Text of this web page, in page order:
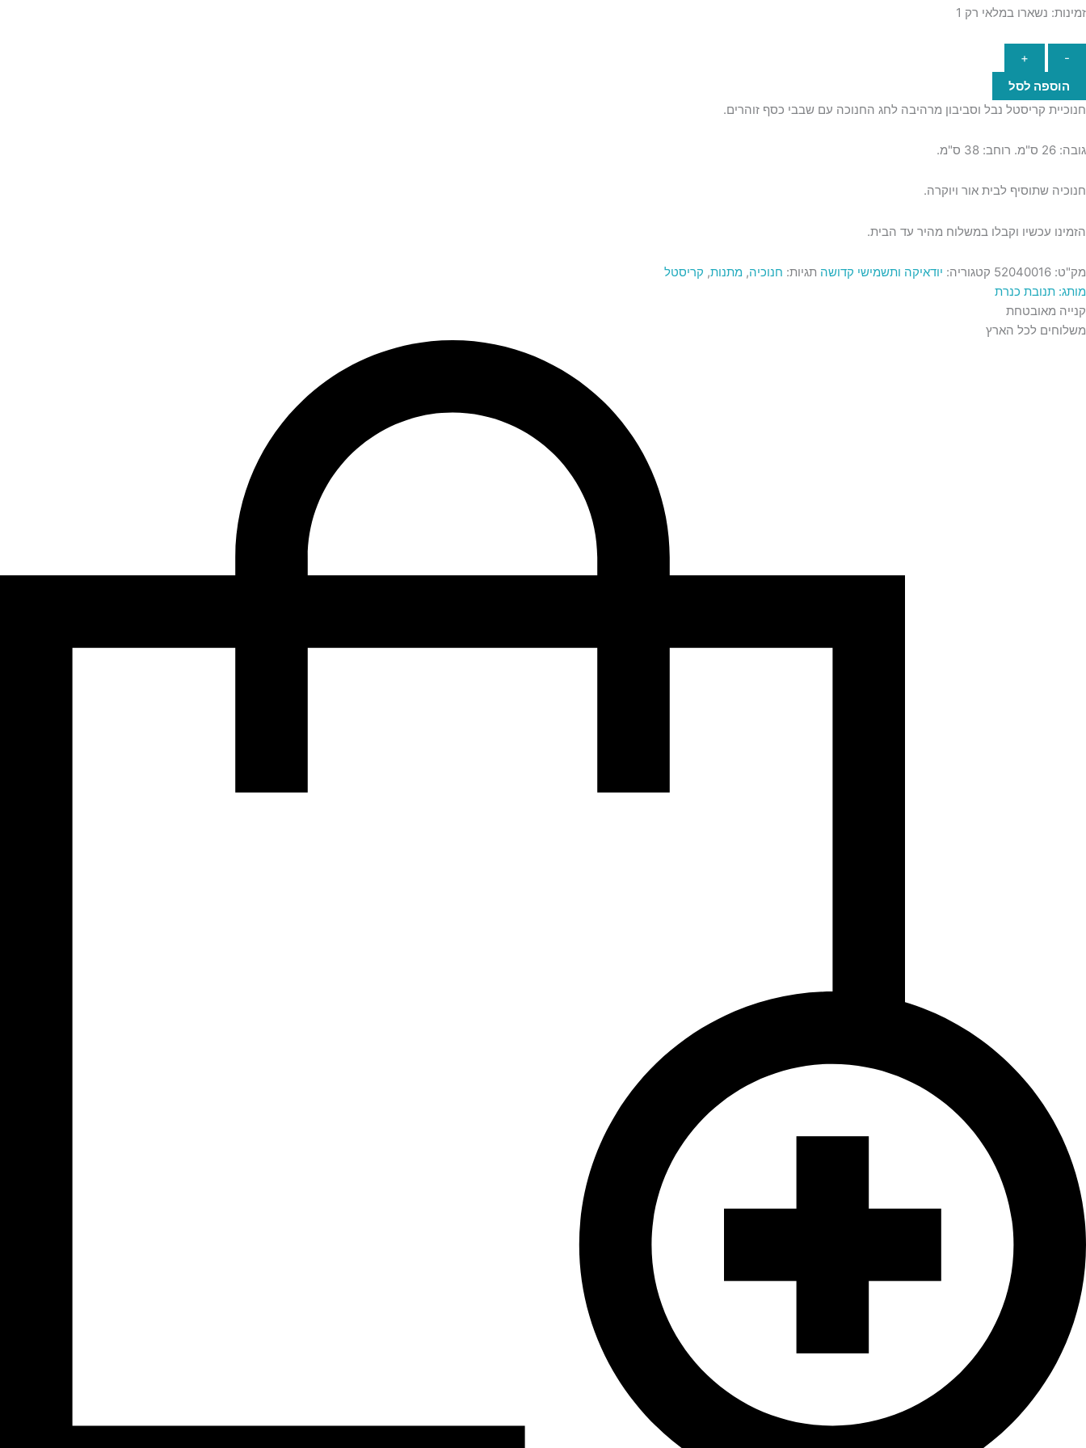
זמינות: נשארו במלאי רק 1
-
+
הוספה לסל
חנוכיית קריסטל נבל וסביבון מרהיבה לחג החנוכה עם שבבי כסף זוהרים.
גובה: 26 ס"מ. רוחב: 38 ס"מ.
חנוכיה שתוסיף לבית אור ויוקרה.
הזמינו עכשיו וקבלו במשלוח מהיר עד הבית.
מק"ט: 52040016 קטגוריה: יודאיקה ותשמישי קדושה תגיות: חנוכיה, מתנות, קריסטל
מותג: תנובת כנרת
קנייה מאובטחת
משלוחים לכל הארץ